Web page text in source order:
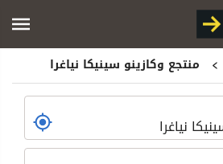
منتجع وكازينو سينيكا نياغرا